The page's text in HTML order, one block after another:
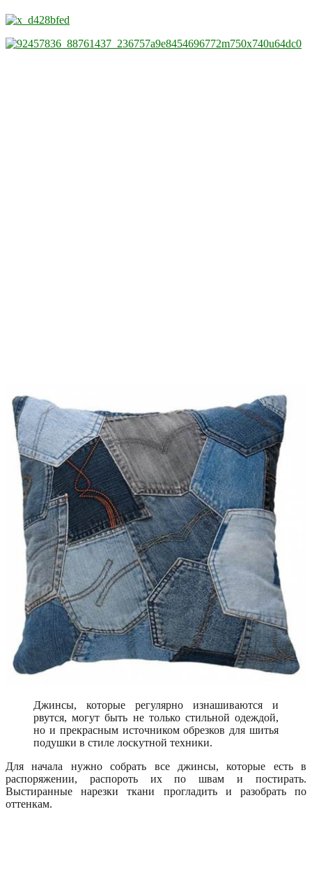
Джинсы, которые регулярно изнашиваются и
рвутся, могут быть не только стильной одеждой,
но и прекрасным источником обрезков для шитья
подушки в стиле лоскутной техники.
Для начала нужно собрать все джинсы, которые есть в
распоряжении, распороть их по швам и постирать.
Выстиранные нарезки ткани прогладить и разобрать по
оттенкам.